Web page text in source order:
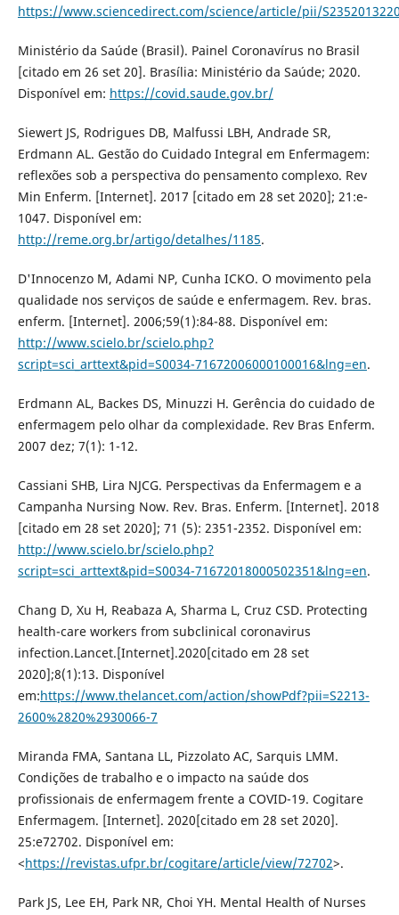
https://www.sciencedirect.com/science/article/pii/
Ministério da Saúde (Brasil). Painel Coronavírus no Brasil
[citado em 26 set 20]. Brasília: Ministério da Saúde; 2020.
Disponível em: https://covid.saude.gov.br/
Siewert JS, Rodrigues DB, Malfussi LBH, Andrade SR,
Erdmann AL. Gestão do Cuidado Integral em Enfermagem:
reflexões sob a perspectiva do pensamento complexo. Rev
Min Enferm. [Internet]. 2017 [citado em 28 set 2020]; 21:e-
1047. Disponível em:
http://reme.org.br/artigo/detalhes/1185.
D'Innocenzo M, Adami NP, Cunha ICKO. O movimento pela
qualidade nos serviços de saúde e enfermagem. Rev. bras.
enferm. [Internet]. 2006;59(1):84-88. Disponível em:
http://www.scielo.br/scielo.php?
script=sci_arttext&pid=S0034-71672006000100016&lng=en.
Erdmann AL, Backes DS, Minuzzi H. Gerência do cuidado de
enfermagem pelo olhar da complexidade. Rev Bras Enferm.
2007 dez; 7(1): 1-12.
Cassiani SHB, Lira NJCG. Perspectivas da Enfermagem e a
Campanha Nursing Now. Rev. Bras. Enferm. [Internet]. 2018
[citado em 28 set 2020]; 71 (5): 2351-2352. Disponível em:
http://www.scielo.br/scielo.php?
script=sci_arttext&pid=S0034-71672018000502351&lng=en.
Chang D, Xu H, Reabaza A, Sharma L, Cruz CSD. Protecting
health-care workers from subclinical coronavirus
infection.Lancet.[Internet].2020[citado em 28 set
2020];8(1):13. Disponível
em:https://www.thelancet.com/action/showPdf?pii=S2213-
2600%2820%2930066-7
Miranda FMA, Santana LL, Pizzolato AC, Sarquis LMM.
Condições de trabalho e o impacto na saúde dos
profissionais de enfermagem frente a COVID-19. Cogitare
Enfermagem. [Internet]. 2020[citado em 28 set 2020].
25:e72702. Disponível em:
<https://revistas.ufpr.br/cogitare/article/view/72702>.
Park JS, Lee EH, Park NR, Choi YH. Mental Health of Nurses